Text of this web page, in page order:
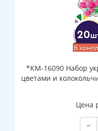
*КМ-16090 Набор
цветами и
Цена
−